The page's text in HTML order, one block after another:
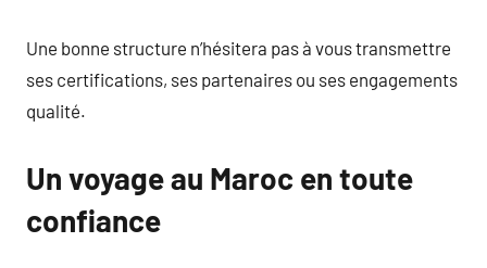
Une bonne structure n’hésitera pas à vous transmettre
ses certifications, ses partenaires ou ses engagements
qualité.
Un voyage au Maroc en toute
confiance